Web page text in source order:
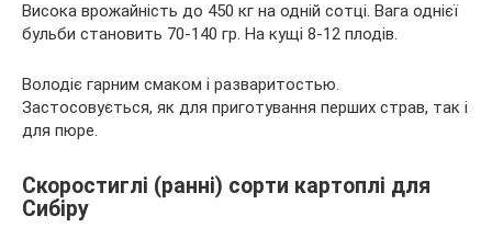
Висока врожайність до 450 кг на одній сотці. Вага однієї
бульби становить 70-140 гр. На кущі 8-12 плодів.
Володіє гарним смаком і разваритостью.
Застосовується, як для приготування перших страв, так і
для пюре.
Скоростиглі (ранні) сорти картоплі для
Сибіру